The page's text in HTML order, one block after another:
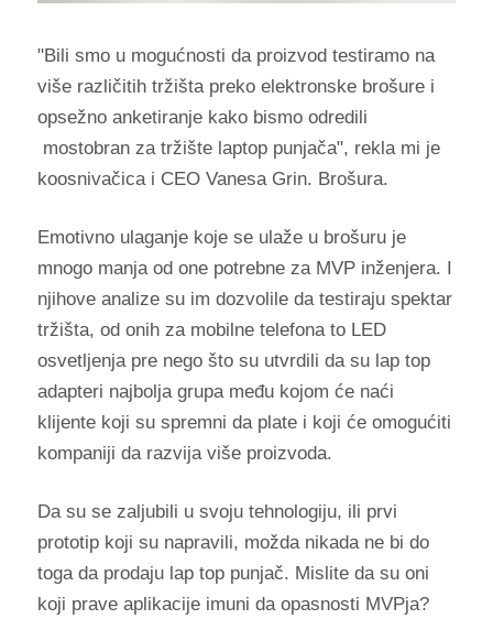
"Bili smo u mogućnosti da proizvod testiramo na
više različitih tržišta preko elektronske brošure i
opsežno anketiranje kako bismo odredili
mostobran za tržište laptop punjača", rekla mi je
koosnivačica i CEO Vanesa Grin. Brošura.
Emotivno ulaganje koje se ulaže u brošuru je
mnogo manja od one potrebne za MVP inženjera. I
njihove analize su im dozvolile da testiraju spektar
tržišta, od onih za mobilne telefona to LED
osvetljenja pre nego što su utvrdili da su lap top
adapteri najbolja grupa među kojom će naći
klijente koji su spremni da plate i koji će omogućiti
kompaniji da razvija više proizvoda.
Da su se zaljubili u svoju tehnologiju, ili prvi
prototip koji su napravili, možda nikada ne bi do
toga da prodaju lap top punjač. Mislite da su oni
koji prave aplikacije imuni da opasnosti MVPja?